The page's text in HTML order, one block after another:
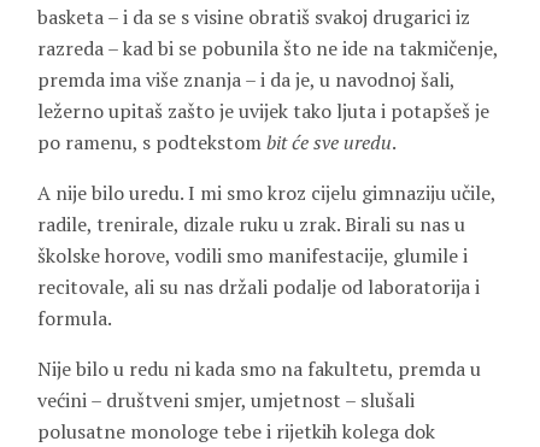
basketa – i da se s visine obratiš svakoj drugarici iz
razreda – kad bi se pobunila što ne ide na takmičenje,
premda ima više znanja – i da je, u navodnoj šali,
ležerno upitaš zašto je uvijek tako ljuta i potapšeš je
po ramenu, s podtekstombit će sve uredu.
A nije bilo uredu. I mi smo kroz cijelu gimnaziju učile,
radile, trenirale, dizale ruku u zrak. Birali su nas u
školske horove, vodili smo manifestacije, glumile i
recitovale, ali su nas držali podalje od laboratorija i
formula.
Nije bilo u redu ni kada smo na fakultetu, premda u
većini – društveni smjer, umjetnost – slušali
polusatne monologe tebe i rijetkih kolega dok